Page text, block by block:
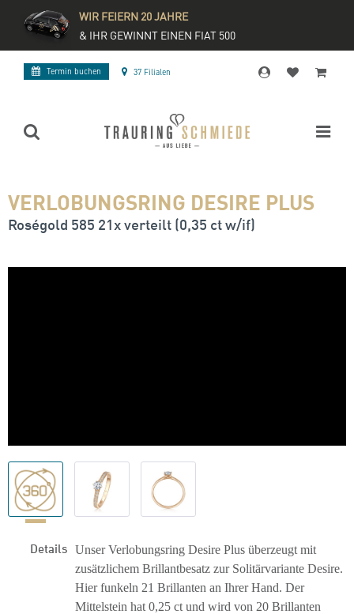
WIR FEIERN 20 JAHRE
& IHR GEWINNT EINEN FIAT 500
Termin buchen 37 Filialen
VERLOBUNGSRING DESIRE PLUS
Roségold 585 21x verteilt (0,35 ct w/if)
Details Unser Verlobungsring Desire Plus überzeugt mit
zusätzlichem Brillantbesatz zur Solitärvariante Desire.
Hier funkeln 21 Brillanten an Ihrer Hand. Der
Mittelstein hat 0,25 ct und wird von 20 Brillanten